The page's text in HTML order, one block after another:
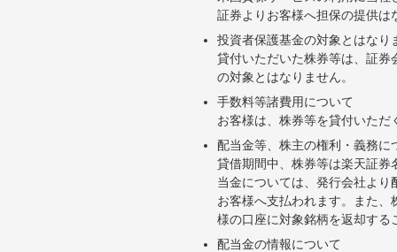
証券よりお客様へ担保の提供
投資者保護基金の対象とはなり
貸付いただいた株券等は、証
の対象とはなりません。
手数料等諸費用について
お客様は、株券等を貸付いた
配当金等、株主の権利・義務に
貸借期間中、株券等は楽天証
当金については、発行会社よ
お客様へ支払われます。また
様の口座に対象銘柄を返却す
配当金の情報について